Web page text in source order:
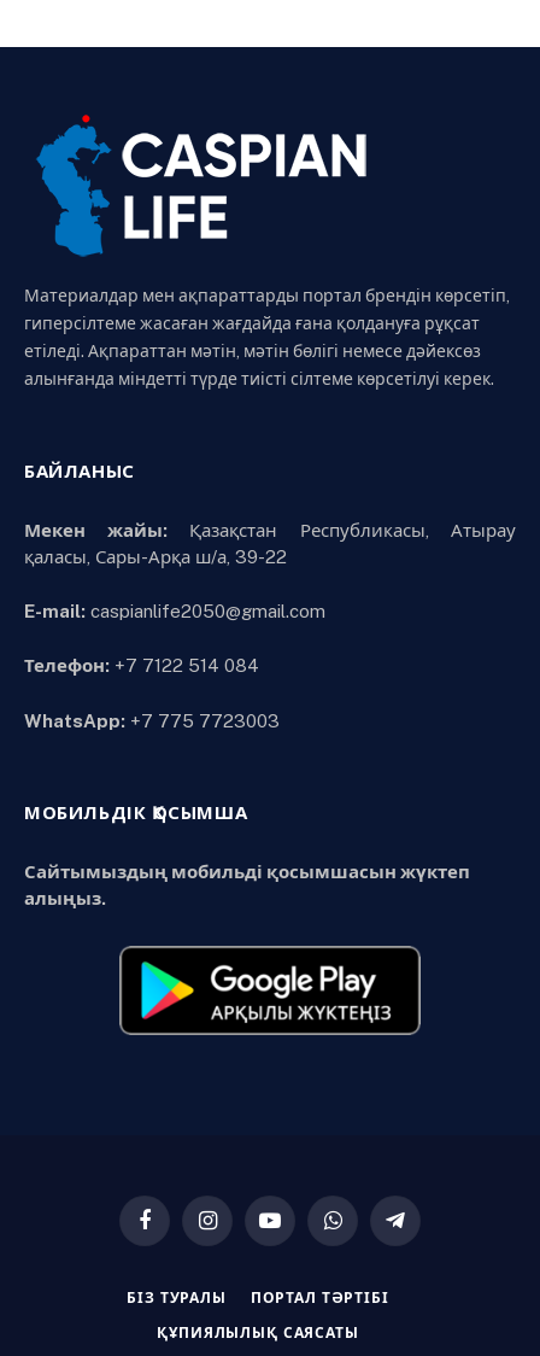
Материалдар мен ақпараттарды портал брендін көрсетіп,
гиперсілтеме жасаған жағдайда ғана қолдануға рұқсат
етіледі. Ақпараттан мәтін, мәтін бөлігі немесе дәйексөз
алынғанда міндетті түрде тиісті сілтеме көрсетілуі керек.
БАЙЛАНЫС
Мекен жайы:Қазақстан Республикасы, Атырау
қаласы, Сары-Арқа ш/а, 39-22
E-mail: caspianlife2050@gmail.com
Телефон: +7 7122 514 084
WhatsApp: +7 775 7723003
МОБИЛЬДІК ҚОСЫМША
Сайтымыздың мобильді қосымшасын жүктеп
алыңыз.
FacebookInstagramYouTubeWhatsAppTelegram
БІЗ ТУРАЛЫ ПОРТАЛ ТӘРТІБІ
ҚҰПИЯЛЫЛЫҚ САЯСАТЫ